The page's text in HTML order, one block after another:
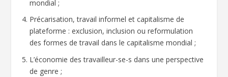
mondial ;
Précarisation, travail informel et capitalisme de
plateforme : exclusion, inclusion ou reformulation
des formes de travail dans le capitalisme mondial ;
L’économie des travailleur-se-s dans une perspective
de genre ;